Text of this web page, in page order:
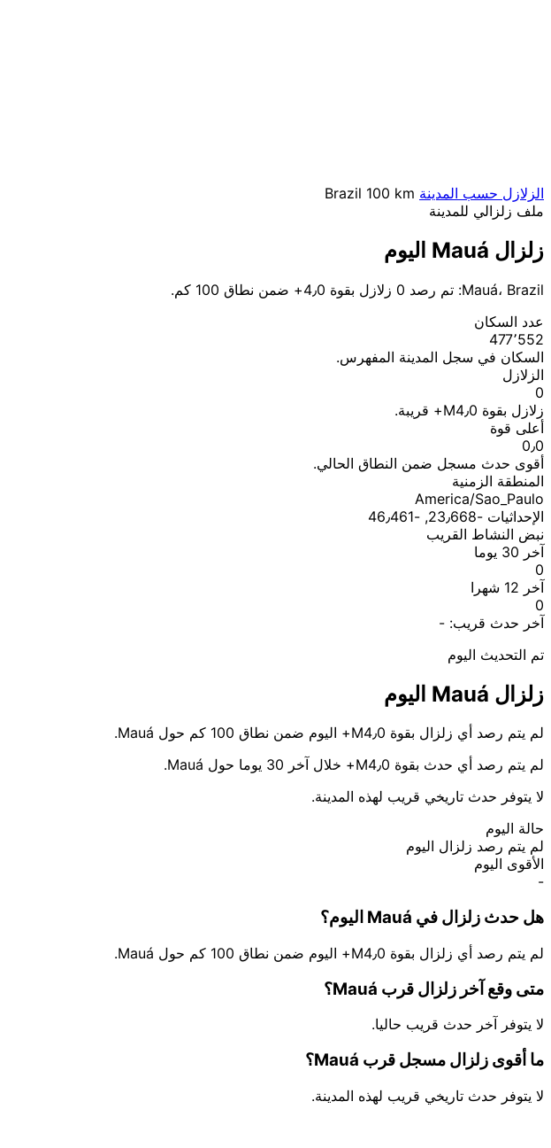
الزلازل حسب المدينة Brazil 100 km
ملف زلزالي للمدينة
زلزال Mauá اليوم
Mauá، Brazil: تم رصد 0 زلازل بقوة 4٫0+ ضمن نطاق 100 كم.
عدد السكان
477٬552
السكان في سجل المدينة المفهرس.
الزلازل
0
زلازل بقوة M4٫0+ قريبة.
أعلى قوة
0٫0
أقوى حدث مسجل ضمن النطاق الحالي.
المنطقة الزمنية
America/Sao_Paulo
الإحداثيات ؜-23٫668, ؜-46٫461
نبض النشاط القريب
آخر 30 يوما
0
آخر 12 شهرا
0
آخر حدث قريب: -
تم التحديث اليوم
زلزال Mauá اليوم
لم يتم رصد أي زلزال بقوة M4٫0+ اليوم ضمن نطاق 100 كم حول Mauá.
لم يتم رصد أي حدث بقوة M4٫0+ خلال آخر 30 يوما حول Mauá.
لا يتوفر حدث تاريخي قريب لهذه المدينة.
حالة اليوم
لم يتم رصد زلزال اليوم
الأقوى اليوم
-
هل حدث زلزال في Mauá اليوم؟
لم يتم رصد أي زلزال بقوة M4٫0+ اليوم ضمن نطاق 100 كم حول Mauá.
متى وقع آخر زلزال قرب Mauá؟
لا يتوفر آخر حدث قريب حاليا.
ما أقوى زلزال مسجل قرب Mauá؟
لا يتوفر حدث تاريخي قريب لهذه المدينة.